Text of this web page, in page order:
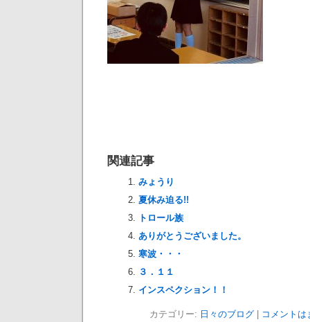
関連記事
みょうり
夏休み迫る!!
トロール族
ありがとうございました。
寒波・・・
３．１１
インスペクション！！
カテゴリー: 日々のブログ| コメントは